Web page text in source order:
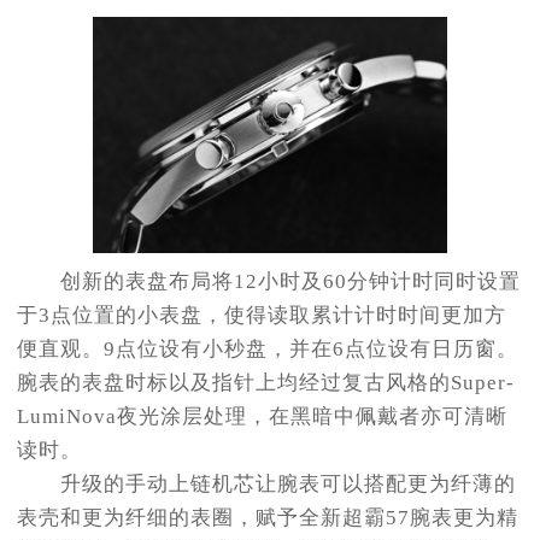
创新的表盘布局将12小时及60分钟计时同时设置
于3点位置的小表盘，使得读取累计计时时间更加方
便直观。9点位设有小秒盘，并在6点位设有日历窗。
腕表的表盘时标以及指针上均经过复古风格的Super-
LumiNova夜光涂层处理，在黑暗中佩戴者亦可清晰
读时。
升级的手动上链机芯让腕表可以搭配更为纤薄的
表壳和更为纤细的表圈，赋予全新超霸57腕表更为精